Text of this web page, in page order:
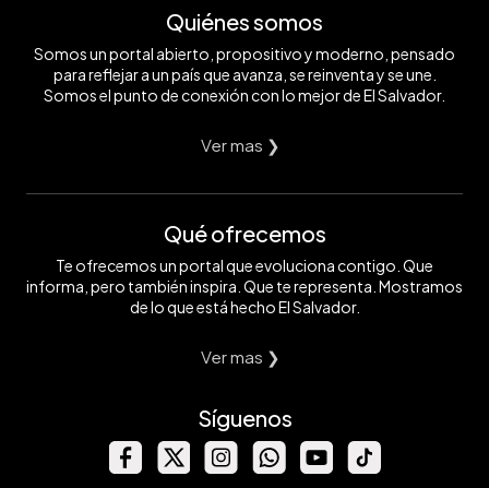
Quiénes somos
Somos un portal abierto, propositivo y moderno, pensado
para reflejar a un país que avanza, se reinventa y se une.
Somos el punto de conexión con lo mejor de El Salvador.
Ver mas ❯
Qué ofrecemos
Te ofrecemos un portal que evoluciona contigo. Que
informa, pero también inspira. Que te representa. Mostramos
de lo que está hecho El Salvador.
Ver mas ❯
Síguenos